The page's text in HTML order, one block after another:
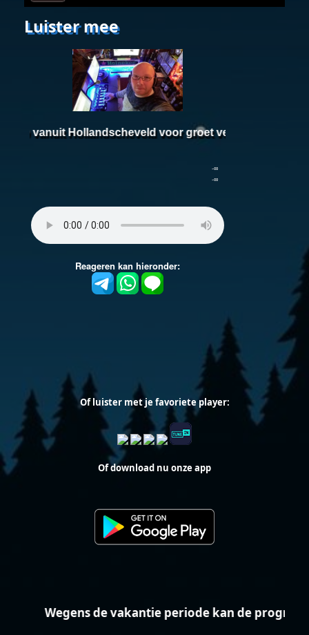
Luister mee
Of luister met je favoriete player:
Of download nu onze app
Wegens de vakantie periode kan de